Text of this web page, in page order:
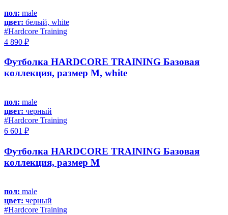
пол: male
цвет: белый, white
#Hardcore Training
4 890 ₽
Футболка HARDCORE TRAINING Базовая
коллекция, размер M, white
пол: male
цвет: черный
#Hardcore Training
6 601 ₽
Футболка HARDCORE TRAINING Базовая
коллекция, размер M
пол: male
цвет: черный
#Hardcore Training